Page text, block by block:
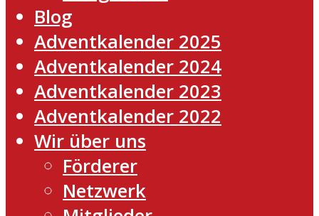
Blog
Adventkalender 2025
Adventkalender 2024
Adventkalender 2023
Adventkalender 2022
Wir über uns
Förderer
Netzwerk